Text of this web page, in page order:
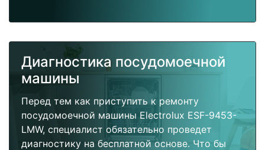
Диагностика посудомоечной
машины
Перед тем как приступить к ремонту
посудомоечной машины Electrolux ESF-9453-
LMW, специалист обязательно проведет
диагностику на бесплатной основе. Что бы